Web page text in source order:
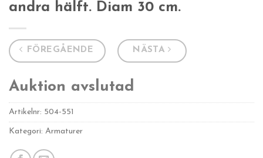
andra hälft. Diam 30 cm.
FÖREGÅENDE NÄSTA
Auktion avslutad
Artikelnr: 504-551
Kategori: Armaturer